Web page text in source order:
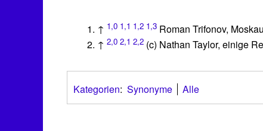
↑ 1,0 1,1 1,2 1,3 Roman Trifonov,
↑2,0 2,1 2,2 (c) Nathan Taylor, einige
Kategorien: Synonyme Alle